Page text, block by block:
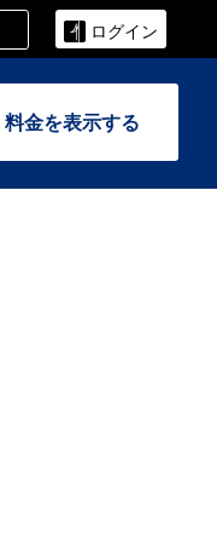
ログイン
料金を表示する